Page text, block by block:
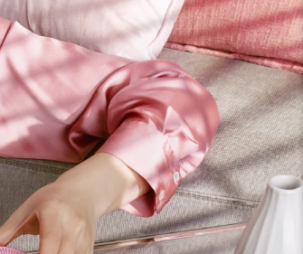
Meine Bestellungen
Meine Adressen
Meine Abonnements